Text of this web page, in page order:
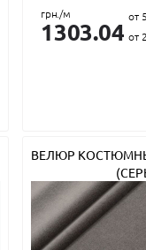
грн./м
1303.04
от
от
ВЕЛЮР